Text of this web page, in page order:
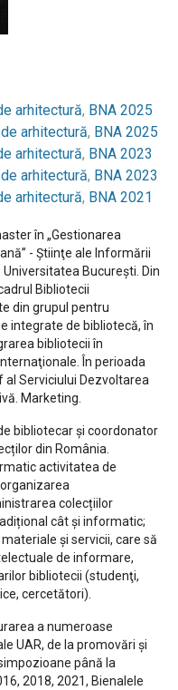
arhitectură, BNA 2025
arhitectură, BNA 2025
arhitectură, BNA 2023
arhitectură, BNA 2023
arhitectură, BNA 2021
în „Gestionarea
- Ştiinţe ale Informării
Bucureşti. Din
Bibliotecii
din grupul pentru
integrate de bibliotecă, în
bibliotecii în
În perioada
Serviciului Dezvoltarea
Marketing.
bibliotecar și coordonator
din România.
activitatea de
colecțiilor
cât și informatic;
şi servicii, care să
de informare,
bibliotecii (studenţi,
cercetători).
a numeroase
UAR, de la promovări și
până la
2018, 2021, Bienalele